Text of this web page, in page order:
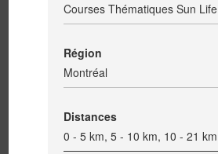
Courses Thématiques Sun Life
Région
Montréal
Distances
0 - 5 km, 5 - 10 km, 10 - 21 km